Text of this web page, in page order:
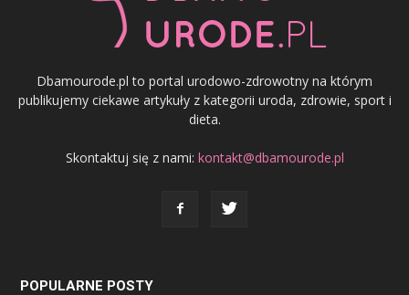
Dbamourode.pl to portal urodowo-zdrowotny na którym
publikujemy ciekawe artykuły z kategorii uroda, zdrowie, sport i
dieta.
Skontaktuj się z nami: kontakt@dbamourode.pl
POPULARNE POSTY